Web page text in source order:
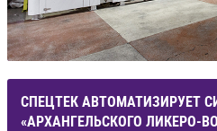
СПЕЦТЕК АВТОМАТИЗИРУЕТ
«АРХАНГЕЛЬСКОГО ЛИКЕРО-